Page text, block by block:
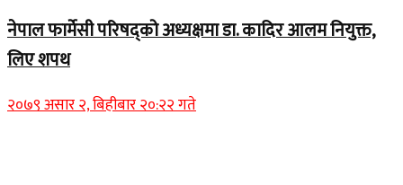
नेपाल फार्मेसी परिषद्को अध्यक्षमा डा. कादिर आलम नियुक्त,
लिए शपथ
२०७९ असार २, बिहीबार २०:२२ गते